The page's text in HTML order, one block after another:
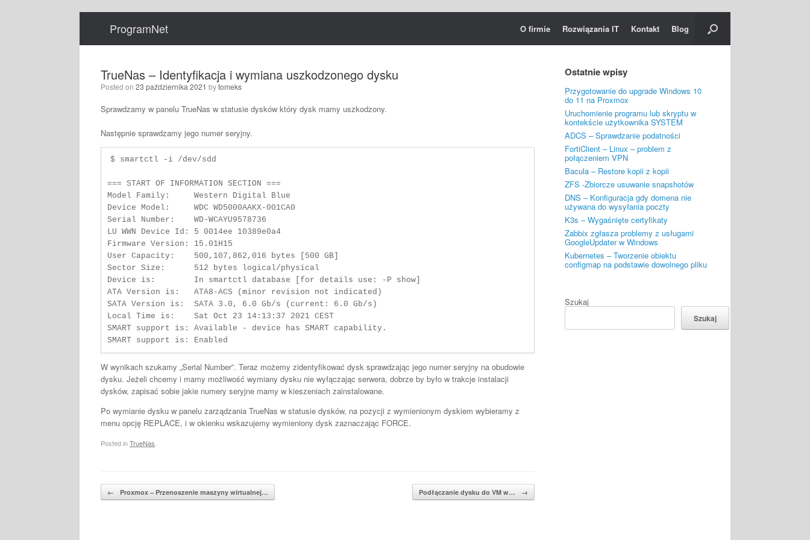
Skip
ProgramNet O firmie Rozwiązania IT Kontakt Blog
TrueNas – Identyfikacja i wymiana uszkodzonego dysku
Posted on 23 października 2021 bytomeks
Sprawdzamy w panelu TrueNas w statusie dysków który dysk mamy uszkodzony.
Następnie sprawdzamy jego numer seryjny.
$ smartctl -i /dev/sdd
=== START OF INFORMATION SECTION ===
Model Family:     Western Digital Blue
Device Model:     WDC WD5000AAKX-001CA0
Serial Number:    WD-WCAYU9578736
LU WWN Device Id: 5 0014ee 10389e0a4
Firmware Version: 15.01H15
User Capacity:    500,107,862,016 bytes [500 GB]
Sector Size:      512 bytes logical/physical
Device is:        In smartctl database [for details use: -P show]
ATA Version is:   ATA8-ACS (minor revision not indicated)
SATA Version is:  SATA 3.0, 6.0 Gb/s (current: 6.0 Gb/s)
Local Time is:    Sat Oct 23 14:13:37 2021 CEST
SMART support is: Available - device has SMART capability.
SMART support is: Enabled
W wynikach szukamy „Serial Number”. Teraz możemy zidentyfikować dysk sprawdzając jego numer seryjny na obudowie
dysku. Jeżeli chcemy i mamy możliwość wymiany dysku nie wyłączając serwera, dobrze by było w trakcje instalacji
dysków, zapisać sobie jakie numery seryjne mamy w kieszeniach zainstalowane.
Po wymianie dysku w panelu zarządzania TrueNas w statusie dysków, na pozycji z wymienionym dyskiem wybieramy z
menu opcję REPLACE, i w okienku wskazujemy wymieniony dysk zaznaczając FORCE.
Posted inTrueNas
Post navigation
← Proxmox – Przenoszenie maszyny wirtualnej… Podłączanie dysku do VM w… →
Ostatnie wpisy
Przygotowanie do upgrade Windows 10
do 11 na Proxmox
Uruchomienie programu lub skryptu w
kontekście użytkownika SYSTEM
ADCS – Sprawdzanie podatności
FortiClient – Linux – problem z
połączeniem VPN
Bacula – Restore kopii z kopii
ZFS -Zbiorcze usuwanie snapshotów
DNS – Konfiguracja gdy domena nie
używana do wysyłania poczty
K3s – Wygaśnięte certyfikaty
Zabbix zgłasza problemy z usługami
GoogleUpdater w Windows
Kubernetes – Tworzenie obiektu
configmap na podstawie dowolnego pliku
Szukaj
Szukaj